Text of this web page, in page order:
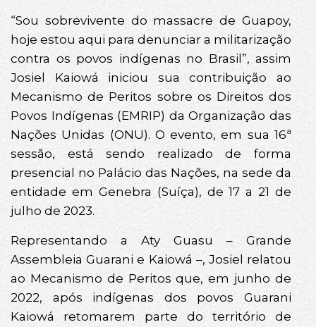
“Sou sobrevivente do massacre de Guapoy,
hoje estou aqui para denunciar a militarização
contra os povos indígenas no Brasil”, assim
Josiel Kaiowá iniciou sua contribuição ao
Mecanismo de Peritos sobre os Direitos dos
Povos Indígenas (EMRIP) da Organização das
Nações Unidas (ONU). O evento, em sua 16ª
sessão, está sendo realizado de forma
presencial no Palácio das Nações, na sede da
entidade em Genebra (Suíça), de 17 a 21 de
julho de 2023.
Representando a Aty Guasu – Grande
Assembleia Guarani e Kaiowá –, Josiel relatou
ao Mecanismo de Peritos que, em junho de
2022, após indígenas dos povos Guarani
Kaiowá retomarem parte do território de